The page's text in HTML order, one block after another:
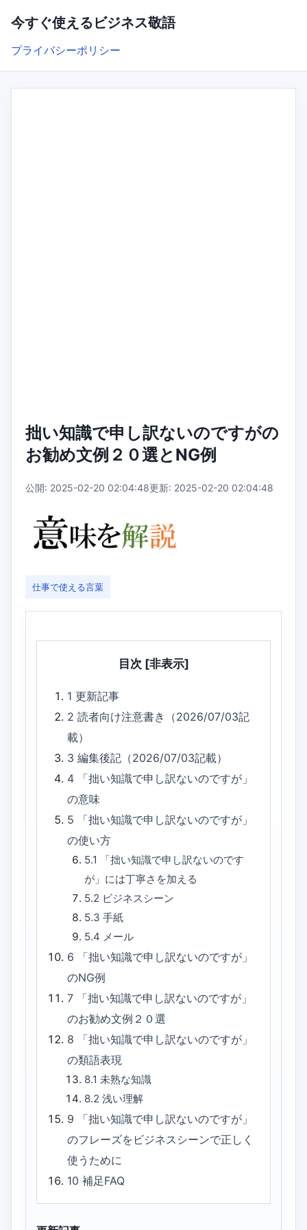
今すぐ使えるビジネス敬語
プライバシーポリシー
拙い知識で申し訳ないのですがの
お勧め文例２０選とNG例
公開: 2025-02-20 02:04:48更新: 2025-02-20 02:04:48
仕事で使える言葉
目次 [非表示]
1更新記事
2読者向け注意書き（2026/07/03記
載）
3編集後記（2026/07/03記載）
4
「拙い知識で申し訳ないのですが」
の意味
5
「拙い知識で申し訳ないのですが」
の使い方
5.1
「拙い知識で申し訳ないのです
が」には丁寧さを加える
5.2 ビジネスシーン
5.3 手紙
5.4 メール
6
「拙い知識で申し訳ないのですが」
のNG例
7
「拙い知識で申し訳ないのですが」
のお勧め文例２０選
8
「拙い知識で申し訳ないのですが」
の類語表現
8.1 未熟な知識
8.2 浅い理解
9
「拙い知識で申し訳ないのですが」
のフレーズをビジネスシーンで正しく
使うために
10補足FAQ